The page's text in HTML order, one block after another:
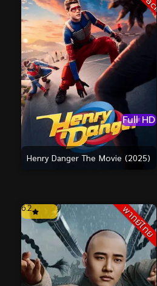
Full HD
Henry Danger The Movie (2025)
พากย์ไทย
6.2